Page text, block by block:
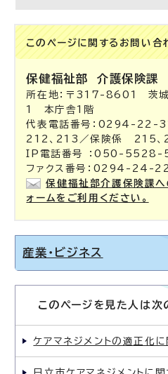
このページに関する お問い合
保健福祉部介護保険課
所在地：〒317-8601 茨城
1 本庁舎1階
代表電話番号：0294-22-
212、213／保険係 215、
IP電話番号 ：050-
ファクス番号：0294-24-
保健福祉部介護保険課
ォームをご利用ください。
産業・ビジネス
このページを見た人は次
ケアマネジメントの適正化